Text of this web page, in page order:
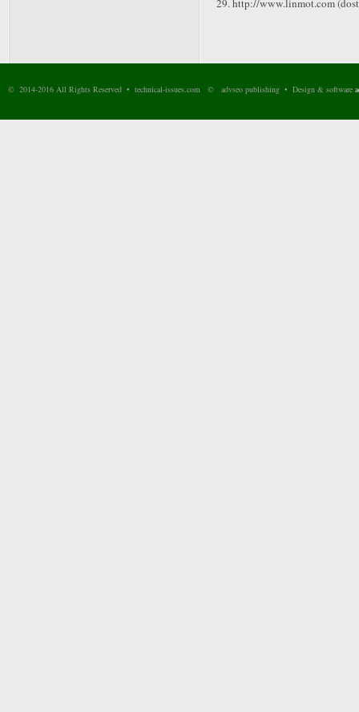
29. http://www.linmot.com
© 2014-2016 All Rights Reserved • technical-issues.com © advseo publishing • Design & software